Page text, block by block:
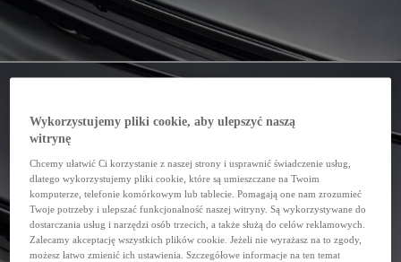
Wykorzystujemy pliki cookie, aby ulepszyć naszą
witrynę
Chcemy ułatwić Ci korzystanie z naszej strony i usprawnić świadczenie usług,
dlatego wykorzystujemy pliki cookie, które są umieszczane na Twoim
komputerze, telefonie komórkowym lub tablecie. Pomagają one nam zrozumieć
Twoje potrzeby i ulepszać funkcjonalność naszej witryny. Są wykorzystywane do
dostarczania usług i narzędzi osób trzecich, a także służą do celów reklamowych.
Zalecamy akceptację wszystkich plików cookie. Jeżeli nie wyrażasz na to zgody,
możesz łatwo zmienić ich ustawienia. Szczegółowe informacje na ten temat